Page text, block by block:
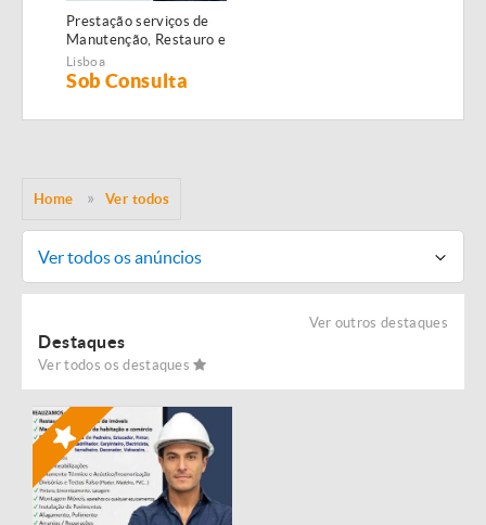
Prestação serviços de
Manutenção, Restauro e
Remodelação de
imóveis!
Lisboa
Sob Consulta
Home Ver todos
Ver todos os anúncios
Ver outros destaques
Destaques
Ver todos os destaques